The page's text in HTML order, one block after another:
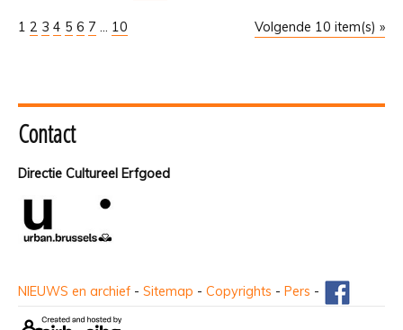
Volgende 10 item(s) »
1 2 3 4 5 6 7 ... 10
Contact
Directie Cultureel Erfgoed
NIEUWS en archief - Sitemap - Copyrights - Pers -